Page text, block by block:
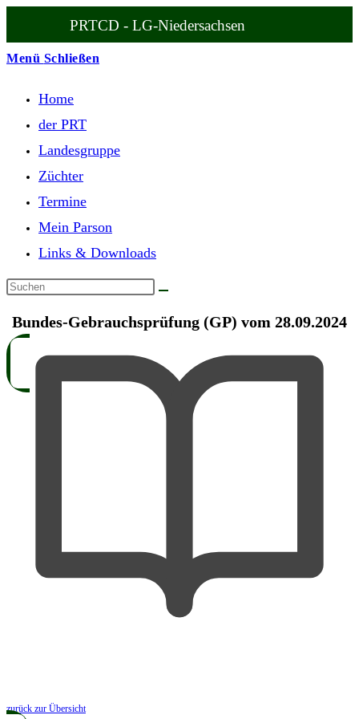
springen
PRTCD - LG-Niedersachsen
Menü Schließen
Home
der PRT
Landesgruppe
Züchter
Termine
Mein Parson
Links & Downloads
Bundes-Gebrauchsprüfung (GP) vom 28.09.2024
zurück zur Übersicht